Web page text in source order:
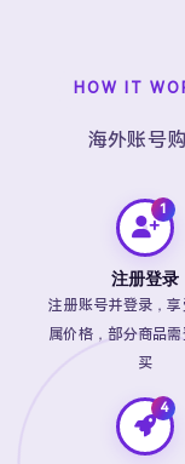
HOW IT
海外账号
注册登录
注册账号并登录，
属价格，部分商品
买